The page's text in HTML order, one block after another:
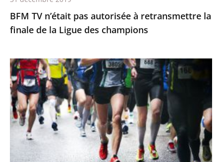
Ligue
des
champions
BFM TV n’était pas autorisée à retransmettre la
finale de la Ligue des champions
Suspension
provisoire
de
Clémence
Calvin